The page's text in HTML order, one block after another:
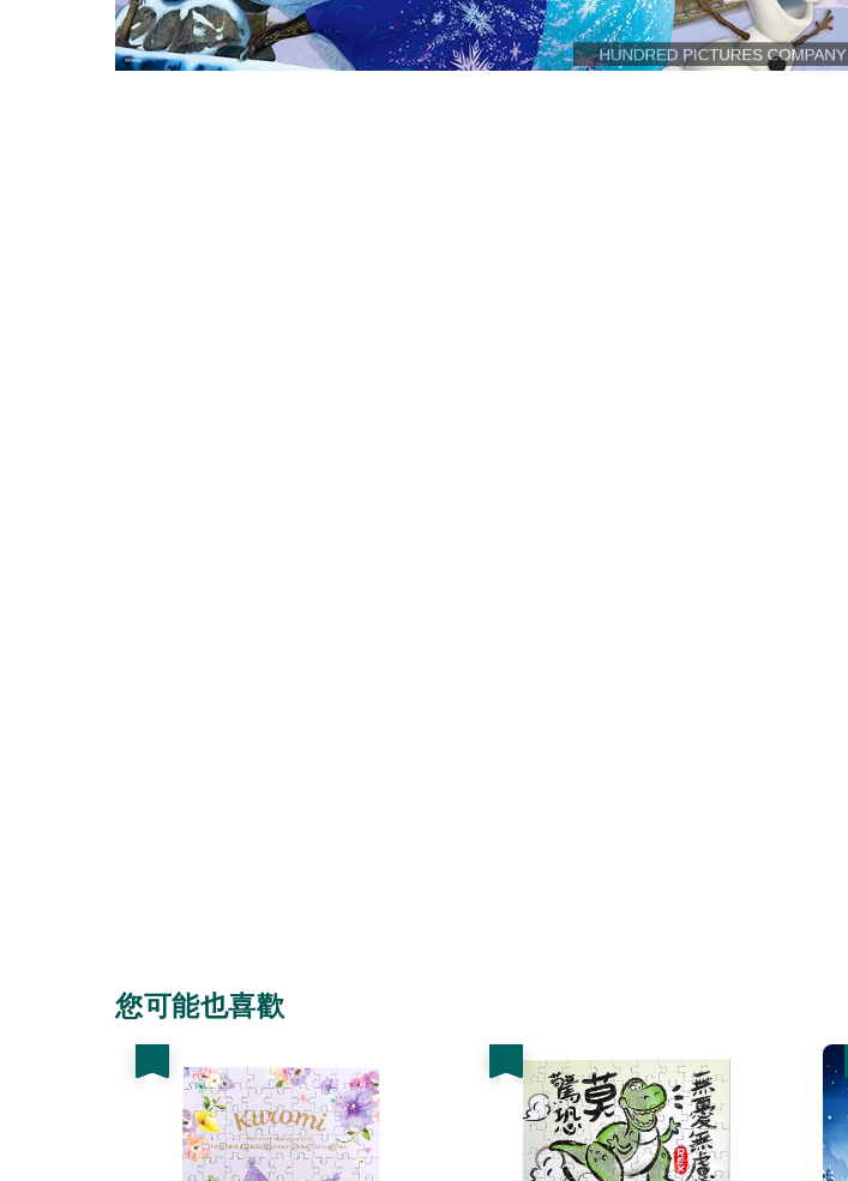
您可能也喜歡